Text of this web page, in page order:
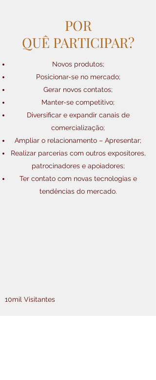
POR
QUÊ PARTICIPAR?
Novos produtos;
Posicionar-se no mercado;
Gerar novos contatos;
Manter-se competitivo;
Diversificar e expandir canais de
comercialização;
Ampliar o relacionamento – Apresentar;
Realizar parcerias com outros expositores,
patrocinadores e apoiadores;
Ter contato com novas tecnologias e
tendências do mercado.
10mil Visitantes